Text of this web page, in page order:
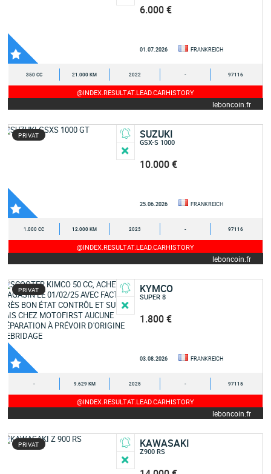
6.000 €
01.07.2026 FRANKREICH
350 CC 21.000 KM 2022 - 97116
@INDEX.RESULTAT.LEAD.CARHISTORY
leboncoin.fr
PRIVAT SUZUKI
GSX-S 1000
10.000 €
25.06.2026 FRANKREICH
1.000 CC 12.000 KM 2023 - 97116
@INDEX.RESULTAT.LEAD.CARHISTORY
leboncoin.fr
PRIVAT KYMCO
SUPER 8
1.800 €
03.08.2026 FRANKREICH
- 9.629 KM 2025 - 97115
@INDEX.RESULTAT.LEAD.CARHISTORY
leboncoin.fr
PRIVAT KAWASAKI
Z900 RS